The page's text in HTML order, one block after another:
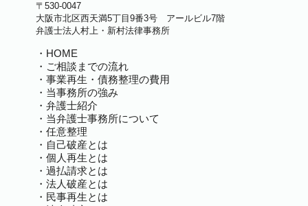
〒530-0047
大阪市北区西天満5丁目9番3号 アールビル7階
弁護士法人村上・新村法律事務所
HOME
ご相談までの流れ
事業再生・債務整理の費用
当事務所の強み
弁護士紹介
当弁護士事務所について
任意整理
自己破産とは
個人再生とは
過払請求とは
法人破産とは
民事再生とは